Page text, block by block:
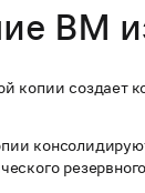
ВМ
копии создает